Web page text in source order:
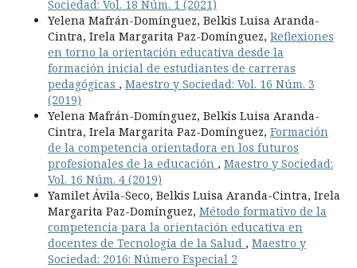
Sociedad: Vol. 18 Núm. 1 (2021)
Yelena Mafrán-Domínguez, Belkis Luisa Aranda-
Cintra, Irela Margarita Paz-Domínguez, Reflexiones
en torno la orientación educativa desde la
formación inicial de estudiantes de carreras
pedagógicas , Maestro y Sociedad: Vol. 16 Núm. 3
(2019)
Yelena Mafrán-Domínguez, Belkis Luisa Aranda-
Cintra, Irela Margarita Paz-Domínguez, Formación
de la competencia orientadora en los futuros
profesionales de la educación , Maestro y Sociedad:
Vol. 16 Núm. 4 (2019)
Yamilet Ávila-Seco, Belkis Luisa Aranda-Cintra, Irela
Margarita Paz-Domínguez, Método formativo de la
competencia para la orientación educativa en
docentes de Tecnología de la Salud , Maestro y
Sociedad: 2016: Número Especial 2